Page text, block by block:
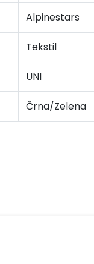
Alpinestars
Tekstil
UNI
Črna/Zelena